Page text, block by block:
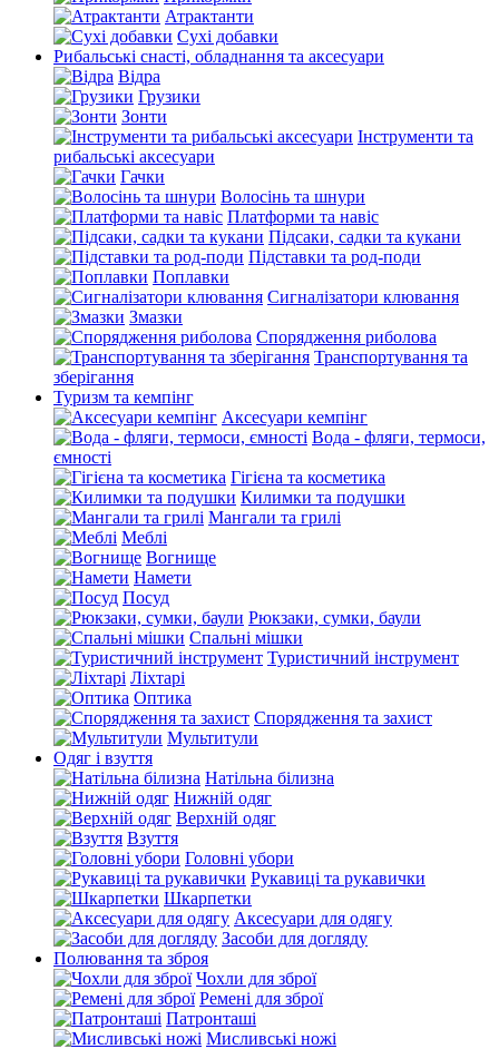
Атрактанти
Сухі добавки
Рибальські снасті, обладнання та аксесуари
Відра
Грузики
Зонти
Інструменти та
рибальські аксесуари
Гачки
Волосінь та шнури
Платформи та навіс
Підсаки, садки та кукани
Підставки та род-поди
Поплавки
Сигналізатори клювання
Змазки
Спорядження риболова
Транспортування та
зберігання
Туризм та кемпінг
Аксесуари кемпінг
Вода - фляги, термоси,
ємності
Гігієна та косметика
Килимки та подушки
Мангали та грилі
Меблі
Вогнище
Намети
Посуд
Рюкзаки, сумки, баули
Спальні мішки
Туристичний інструмент
Ліхтарі
Оптика
Спорядження та захист
Мультитули
Одяг і взуття
Натільна білизна
Нижній одяг
Верхній одяг
Взуття
Головні убори
Рукавиці та рукавички
Шкарпетки
Аксесуари для одягу
Засоби для догляду
Полювання та зброя
Чохли для зброї
Ремені для зброї
Патронташі
Мисливські ножі